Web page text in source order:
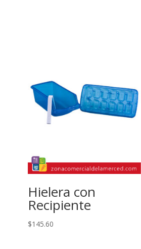
Hielera con
Recipiente
$145.60